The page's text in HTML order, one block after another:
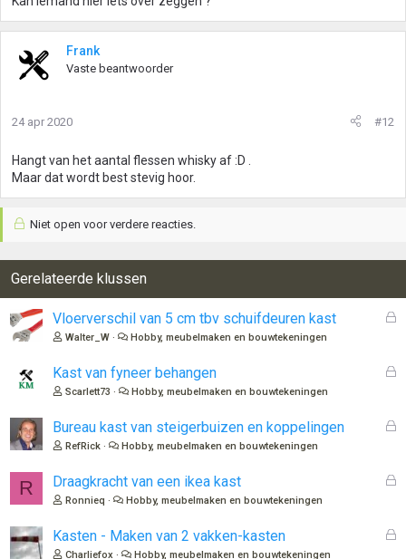
Frank
Vaste beantwoorder
24 apr 2020 #12
Hangt van het aantal flessen whisky af :D .
Maar dat wordt best stevig hoor.
Niet open voor verdere reacties.
Gerelateerde klussen
G
l
Vloerverschil van 5 cm tbv schuifdeuren kast
Walter_W Hobby, meubelmaken en bouwtekeningen
G
l
Kast van fyneer behangen
Scarlett73 Hobby, meubelmaken en bouwtekeningen
G
l
Bureau kast van steigerbuizen en koppelingen
RefRick Hobby, meubelmaken en bouwtekeningen
R
G
l
Draagkracht van een ikea kast
Ronnieq Hobby, meubelmaken en bouwtekeningen
G
Kasten - Maken van 2 vakken-kasten
Charliefox Hobby, meubelmaken en bouwtekeningen